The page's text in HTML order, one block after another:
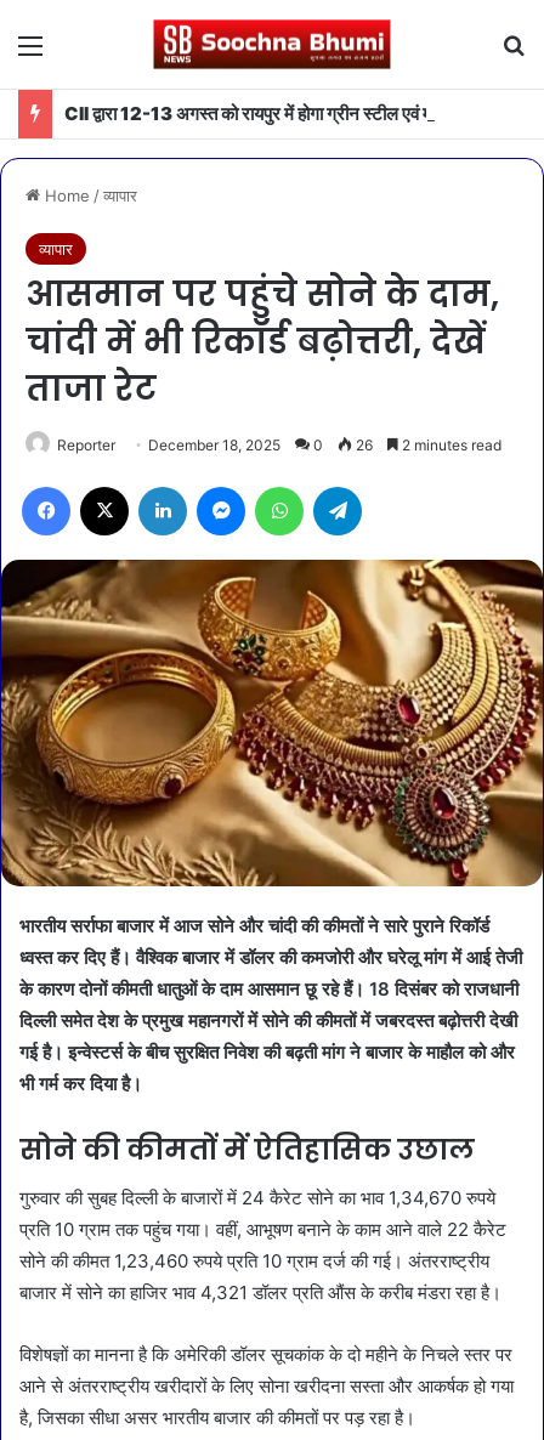
Menu
Home /व्यापार
व्यापार
आसमान पर पहुंचे सोने के दाम,
चांदी में भी रिकॉर्ड बढ़ोत्तरी, देखें
ताजा रेट
Reporter December 18, 2025 0 26 2 minutes read
Facebook LinkedIn MessengerWhatsApp
भारतीय सर्राफा बाजार में आज सोने और चांदी की कीमतों ने सारे पुराने रिकॉर्ड
ध्वस्त कर दिए हैं। वैश्विक बाजार में डॉलर की कमजोरी और घरेलू मांग में आई तेजी
के कारण दोनों कीमती धातुओं के दाम आसमान छू रहे हैं। 18 दिसंबर को राजधानी
दिल्ली समेत देश के प्रमुख महानगरों में सोने की कीमतों में जबरदस्त बढ़ोत्तरी देखी
गई है। इन्वेस्टर्स के बीच सुरक्षित निवेश की बढ़ती मांग ने बाजार के माहौल को और
भी गर्म कर दिया है।
सोने की कीमतों में ऐतिहासिक उछाल
गुरुवार की सुबह दिल्ली के बाजारों में 24 कैरेट सोने का भाव 1,34,670 रुपये
प्रति 10 ग्राम तक पहुंच गया। वहीं, आभूषण बनाने के काम आने वाले 22 कैरेट
सोने की कीमत 1,23,460 रुपये प्रति 10 ग्राम दर्ज की गई। अंतरराष्ट्रीय
बाजार में सोने का हाजिर भाव 4,321 डॉलर प्रति औंस के करीब मंडरा रहा है।
विशेषज्ञों का मानना है कि अमेरिकी डॉलर सूचकांक के दो महीने के निचले स्तर पर
आने से अंतरराष्ट्रीय खरीदारों के लिए सोना खरीदना सस्ता और आकर्षक हो गया
है, जिसका सीधा असर भारतीय बाजार की कीमतों पर पड़ रहा है।